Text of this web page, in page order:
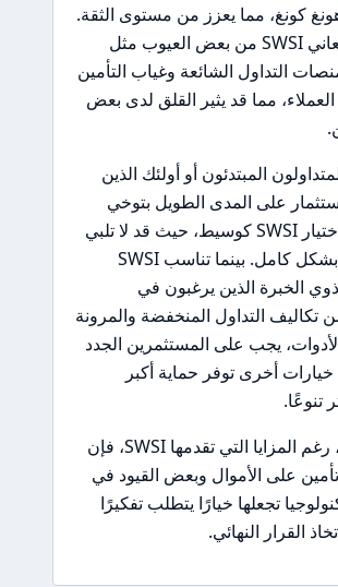
كونغ، مما يعزز من مستوى الثقة.
ومع ذلك، تعاني SWSI من بعض العيوب مثل
التداول الشائعة وغياب التأمين
مما قد يثير القلق لدى بعض
المبتدئون أو أولئك الذين
على المدى الطويل بتوخي
الحذر عند اختيار SWSI كوسيط، حيث قد لا تلبي
احتياجاتهم بشكل كامل. بينما تناسب SWSI
ذوي الخبرة الذين يرغبون في
تكاليف التداول المنخفضة والمرونة
يجب على المستثمرين الجدد
أخرى توفر حماية أكبر
تنوعًا.
بشكل عام، رغم المزايا التي تقدمها SWSI، فإن
على الأموال وبعض القيود في
تجعلها خيارًا يتطلب تفكيرًا
القرار النهائي.